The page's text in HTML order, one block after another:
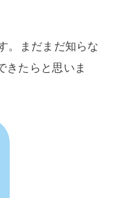
。まだまだ知らな
きたらと思いま